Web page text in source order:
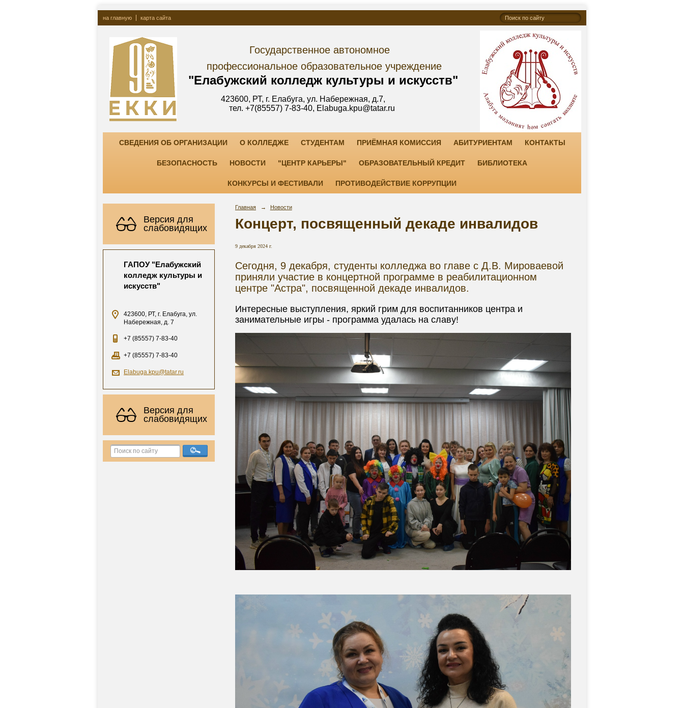
на главную карта сайта
Государственное автономное
профессиональное образовательное учреждение
"Елабужский колледж культуры и искусств"
423600, РТ, г. Елабуга, ул. Набережная, д.7,
тел. +7(85557) 7-83-40, Elabuga.kpu@tatar.ru
СВЕДЕНИЯ ОБ ОРГАНИЗАЦИИ О КОЛЛЕДЖЕ СТУДЕНТАМ ПРИЁМНАЯ КОМИССИЯ АБИТУРИЕНТАМ КОНТАКТЫ
БЕЗОПАСНОСТЬ НОВОСТИ "ЦЕНТР КАРЬЕРЫ" ОБРАЗОВАТЕЛЬНЫЙ КРЕДИТ БИБЛИОТЕКА
КОНКУРСЫ И ФЕСТИВАЛИ ПРОТИВОДЕЙСТВИЕ КОРРУПЦИИ
Версия для
слабовидящих
ГАПОУ "Елабужский
колледж культуры и
искусств"
423600, РТ, г. Елабуга, ул.
Набережная, д. 7
+7 (85557) 7-83-40
+7 (85557) 7-83-40
Elabuga.kpu@tatar.ru
Версия для
слабовидящих
Главная → Новости
Концерт, посвященный декаде инвалидов
9 декабря 2024 г.
Сегодня, 9 декабря, студенты колледжа во главе с Д.В. Мироваевой
приняли участие в концертной программе в реабилитационном
центре "Астра", посвященной декаде инвалидов.
Интересные выступления, яркий грим для воспитанников центра и
занимательные игры - программа удалась на славу!